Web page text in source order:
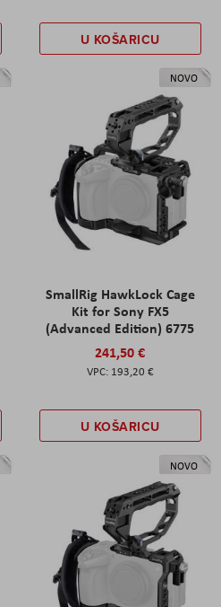
U KOŠARICU
NOVO
SmallRig HawkLock Cage
Kit for Sony FX5
(Advanced Edition) 6775
241,50 €
193,20 €
U KOŠARICU
NOVO